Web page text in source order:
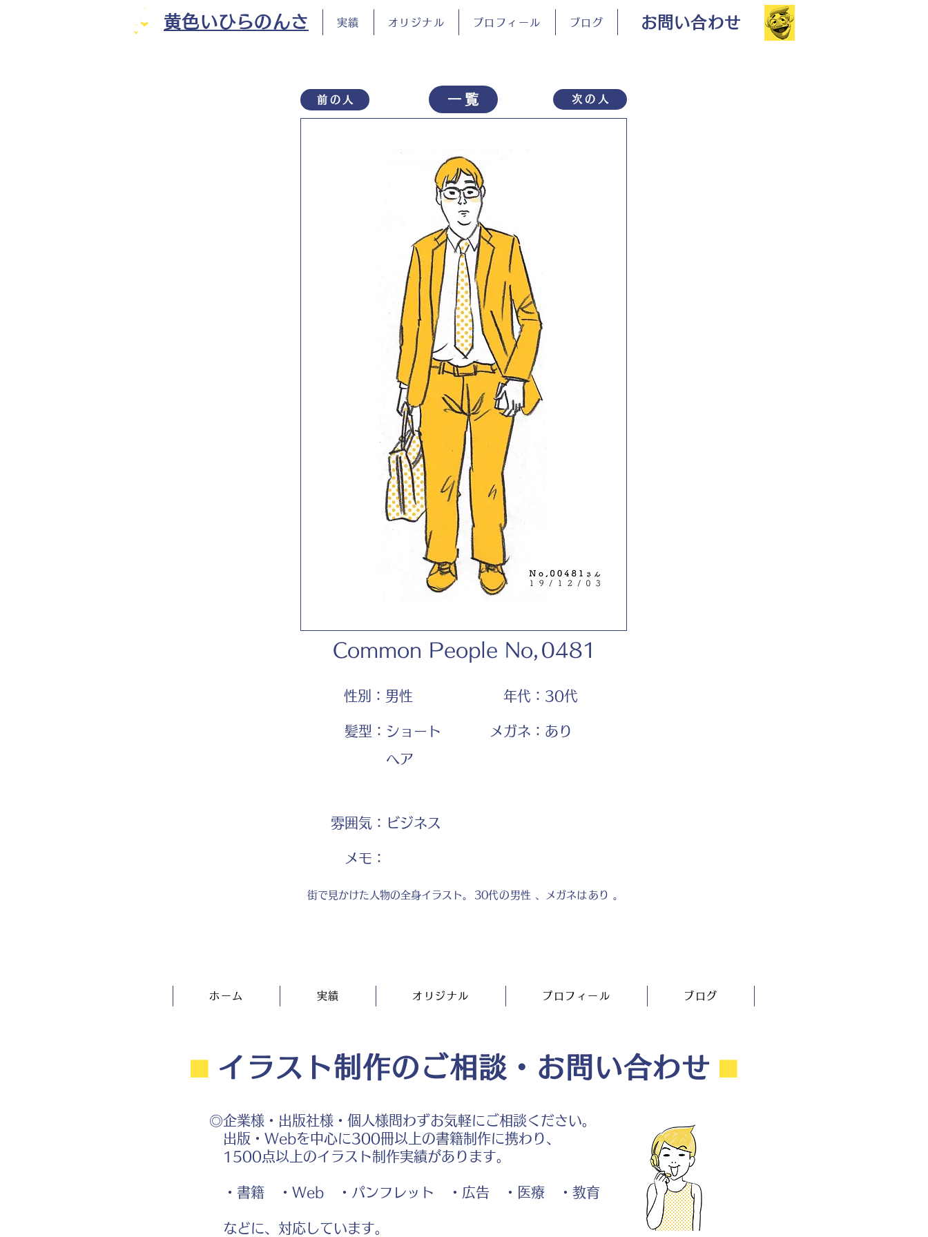
黄色いひらのんさ 実績 オリジナル プロフィール ブログ お問い合わせ
前の人 一覧 次の人
Common People No, 0481
性別： 男性
髪型： ショート
ヘア
年代： 30代
メガネ： あり
雰囲気： ビジネス
​メモ：
街で見かけた人物の全身イラスト。 30代の 男性 、メガネは あり 。
ホーム 実績 オリジナル プロフィール ブログ
⬛︎ イラスト制作のご相談・お問い合わせ ⬛︎
◎企業様・出版社様・個人様問わずお気軽にご相談ください。
出版・Webを中心に300冊以上の書籍制作に携わり、
1500点以上のイラスト制作実績があります。
・書籍 ・Web ・パンフレット ・広告 ・医療 ・教育
などに、対応しています。